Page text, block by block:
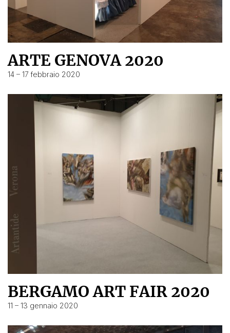
ARTE GENOVA 2020
14 – 17 febbraio 2020
BERGAMO ART FAIR 2020
11 – 13 gennaio 2020